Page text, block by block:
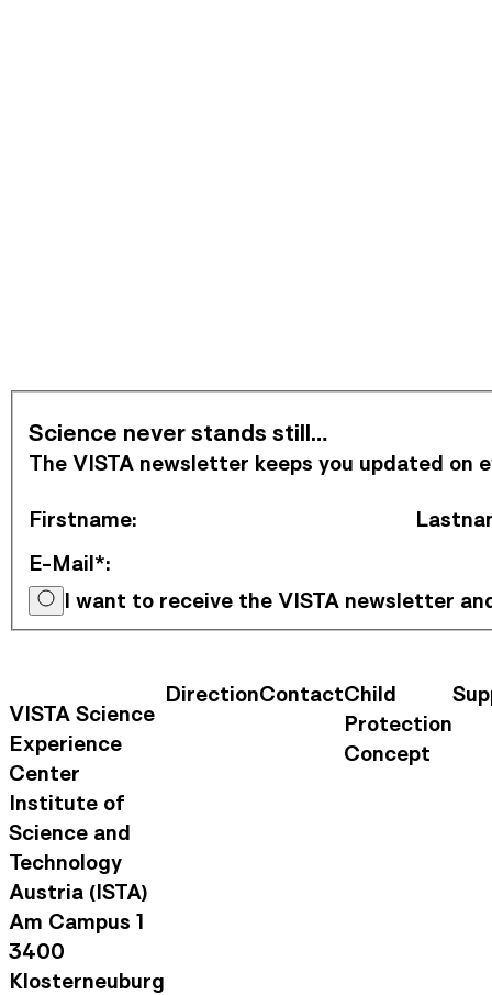
Science never stands still…
The VISTA newsletter keeps you updated
Firstname:
E-Mail*:
I want to receive the VISTA newsletter
VISTA Science
Experience
Center
Institute of
Science and
Technology
Austria (ISTA)
Am Campus 1
3400
Klosterneuburg
Contact Information
DirectionContactFooter
Child
Protection
Concept